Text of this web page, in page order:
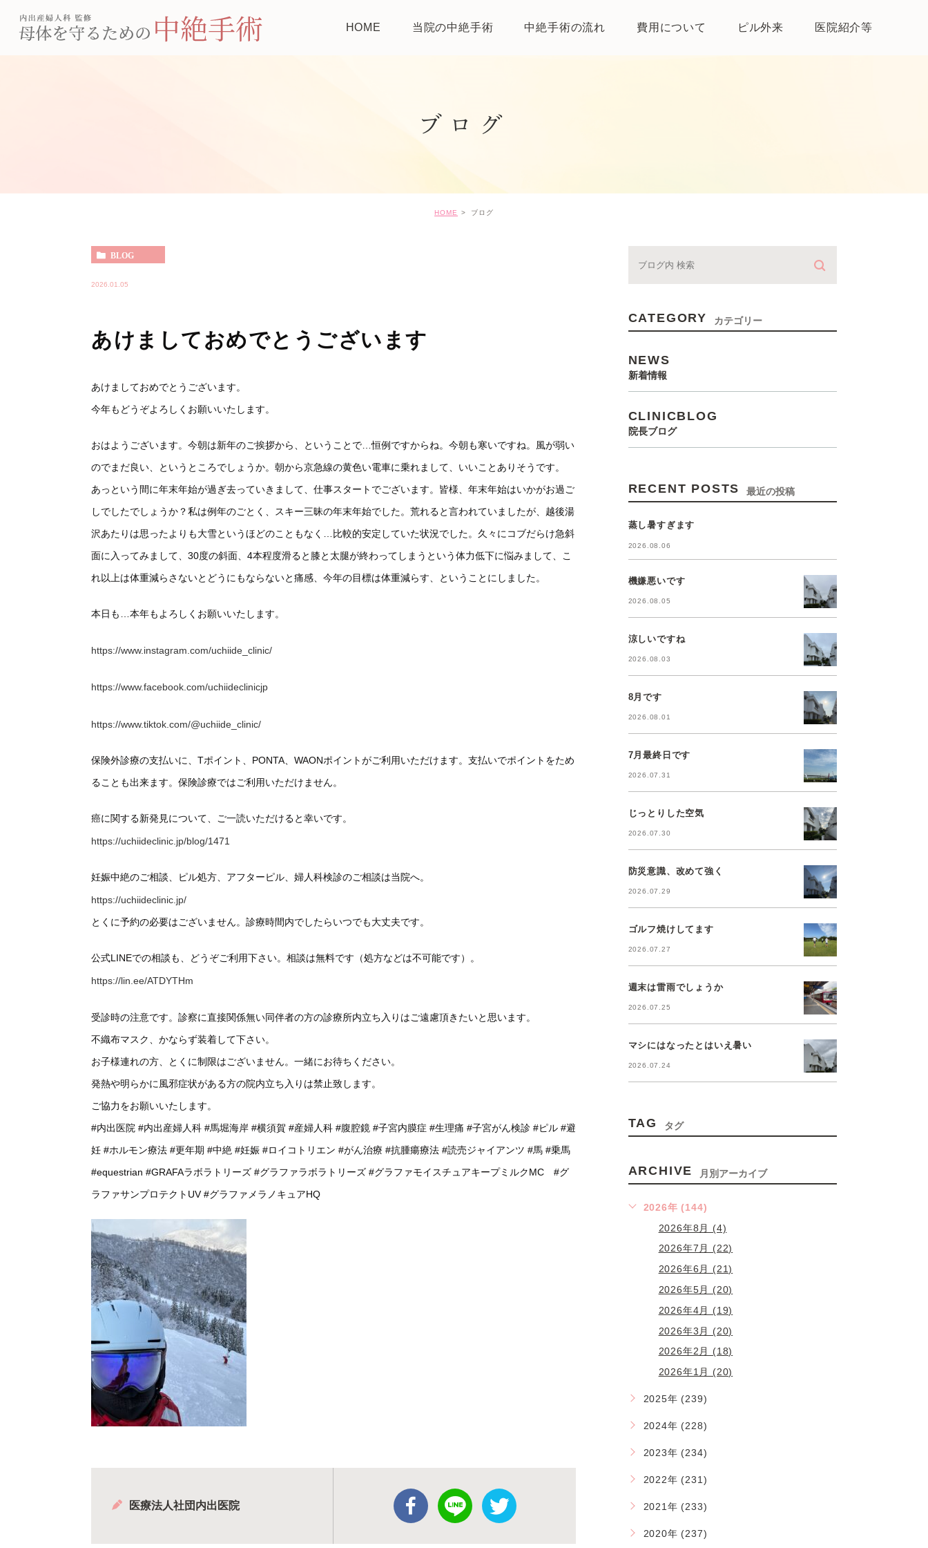
HOME 当院の中絶手術 中絶手術の流れ 費用について ピル外来 医院紹介等
ブログ
HOME ブログ
BLOG
2026.01.05
あけましておめでとうございます
あけましておめでとうございます。
今年もどうぞよろしくお願いいたします。
おはようございます。今朝は新年のご挨拶から、ということで…恒例ですからね。今朝も寒いですね。風が弱い
のでまだ良い、というところでしょうか。朝から京急線の黄色い電車に乗れまして、いいことありそうです。
あっという間に年末年始が過ぎ去っていきまして、仕事スタートでございます。皆様、年末年始はいかがお過ご
しでしたでしょうか？私は例年のごとく、スキー三昧の年末年始でした。荒れると言われていましたが、越後湯
沢あたりは思ったよりも大雪というほどのこともなく…比較的安定していた状況でした。久々にコブだらけ急斜
面に入ってみまして、30度の斜面、4本程度滑ると膝と太腿が終わってしまうという体力低下に悩みまして、こ
れ以上は体重減らさないとどうにもならないと痛感、今年の目標は体重減らす、ということにしました。
本日も…本年もよろしくお願いいたします。
https://www.instagram.com/uchiide_clinic/
https://www.facebook.com/uchiideclinicjp
https://www.tiktok.com/@uchiide_clinic/
保険外診療の支払いに、Tポイント、PONTA、WAONポイントがご利用いただけます。支払いでポイントをため
ることも出来ます。保険診療ではご利用いただけません。
癌に関する新発見について、ご一読いただけると幸いです。
https://uchiideclinic.jp/blog/1471
妊娠中絶のご相談、ピル処方、アフターピル、婦人科検診のご相談は当院へ。
https://uchiideclinic.jp/
とくに予約の必要はございません。診療時間内でしたらいつでも大丈夫です。
公式LINEでの相談も、どうぞご利用下さい。相談は無料です（処方などは不可能です）。
https://lin.ee/ATDYTHm
受診時の注意です。診察に直接関係無い同伴者の方の診療所内立ち入りはご遠慮頂きたいと思います。
不織布マスク、かならず装着して下さい。
お子様連れの方、とくに制限はございません。一緒にお待ちください。
発熱や明らかに風邪症状がある方の院内立ち入りは禁止致します。
ご協力をお願いいたします。
#内出医院 #内出産婦人科 #馬堀海岸 #横須賀 #産婦人科 #腹腔鏡 #子宮内膜症 #生理痛 #子宮がん検診 #ピル #避
妊 #ホルモン療法 #更年期 #中絶 #妊娠 #ロイコトリエン #がん治療 #抗腫瘍療法 #読売ジャイアンツ #馬 #乗馬
#equestrian #GRAFAラボラトリーズ #グラファラボラトリーズ #グラファモイスチュアキープミルクMC
#グ
ラファサンプロテクトUV #グラファメラノキュアHQ
医療法人社団内出医院
CATEGORY カテゴリー
NEWS
新着情報
CLINICBLOG
院長ブログ
RECENT POSTS 最近の投稿
蒸し暑すぎます
2026.08.06
機嫌悪いです
2026.08.05
涼しいですね
2026.08.03
8月です
2026.08.01
7月最終日です
2026.07.31
じっとりした空気
2026.07.30
防災意識、改めて強く
2026.07.29
ゴルフ焼けしてます
2026.07.27
週末は雷雨でしょうか
2026.07.25
マシにはなったとはいえ暑い
2026.07.24
TAG タグ
ARCHIVE 月別アーカイブ
2026年 (144)
2026年8月 (4)
2026年7月 (22)
2026年6月 (21)
2026年5月 (20)
2026年4月 (19)
2026年3月 (20)
2026年2月 (18)
2026年1月 (20)
2025年 (239)
2024年 (228)
2023年 (234)
2022年 (231)
2021年 (233)
2020年 (237)